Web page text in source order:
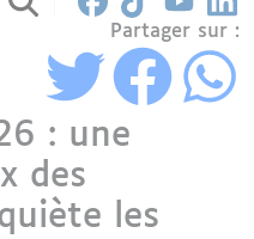
Partager sur :
: une
des
les